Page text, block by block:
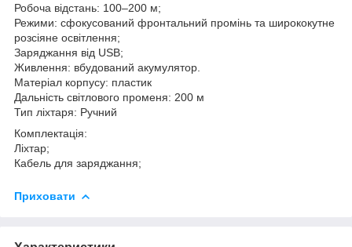
Робоча відстань: 100–200 м;
Режими: сфокусований фронтальний промінь та ширококутне
розсіяне освітлення;
Заряджання від USB;
Живлення: вбудований акумулятор.
Матеріал корпусу: пластик
Дальність світлового променя: 200 м
Тип ліхтаря: Ручний
Комплектація:
Ліхтар;
Кабель для заряджання;
Приховати